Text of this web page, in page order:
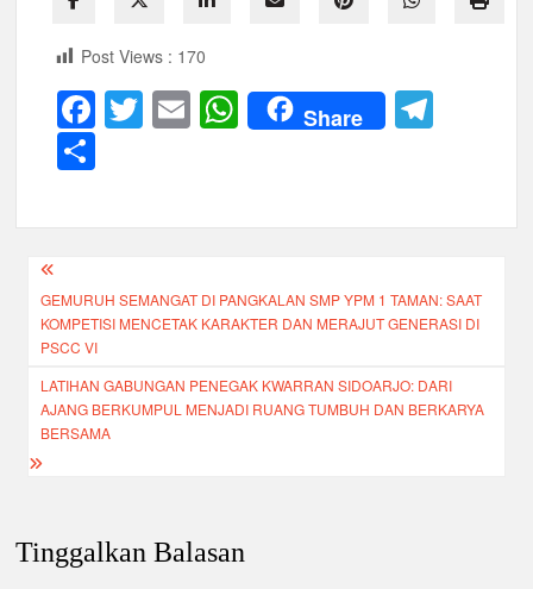
Post Views : 170
F
e
o
o
k
T
er
E W
h
s
p
p
Share
gr
m
ar
Navigasi
pos
GEMURUH SEMANGAT DI PANGKALAN SMP YPM 1 TAMAN: SAAT
KOMPETISI MENCETAK KARAKTER DAN MERAJUT GENERASI DI
PSCC VI
LATIHAN GABUNGAN PENEGAK KWARRAN SIDOARJO: DARI
AJANG BERKUMPUL MENJADI RUANG TUMBUH DAN BERKARYA
BERSAMA
Tinggalkan Balasan